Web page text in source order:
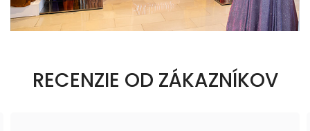
RECENZIE OD ZÁKAZNÍKOV